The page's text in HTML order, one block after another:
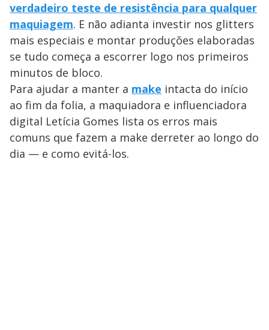
verdadeiro teste de resistência para qualquer
maquiagem. E não adianta investir nos glitters
mais especiais e montar produções elaboradas
se tudo começa a escorrer logo nos primeiros
minutos de bloco.
Para ajudar a manter a make intacta do início
ao fim da folia, a maquiadora e influenciadora
digital Letícia Gomes lista os erros mais
comuns que fazem a make derreter ao longo do
dia — e como evitá-los.